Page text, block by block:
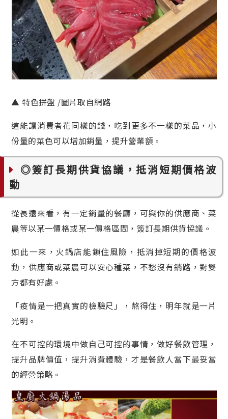
▲ 特色拼盤 /圖片取自網路
這能讓消費者花同樣的錢，吃到更多不一樣的菜品，小
份量的菜色可以增加銷量，提升營業額。
◎簽訂長期供貨協議，抵消短期價格波
動
從長遠來看，有一定銷量的餐廳，可與你的供應商、菜
農等以某一價格或某一價格區間，簽訂長期供貨協議。
如此一來，火鍋店能鎖住風險，抵消掉短期的價格波
動，供應商或菜農可以安心種菜，不愁沒有銷路，對雙
方都有好處。
「疫情是一把真實的檢驗尺」，熬得住，明年就是一片
光明。
在不可控的環境中做自己可控的事情，做好餐飲管理，
提升品牌價值，提升消費體驗，才是餐飲人當下最妥當
的經營策略。